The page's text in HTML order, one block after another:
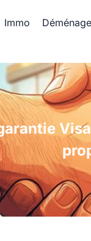
Immo